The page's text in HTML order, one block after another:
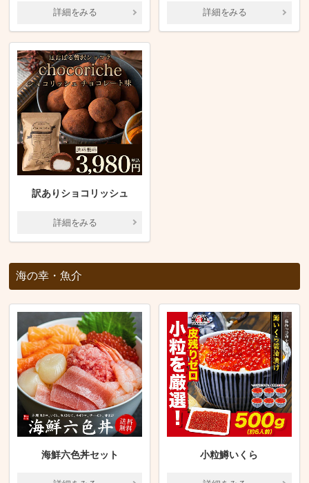
詳細をみる 詳細をみる
訳ありショコリッシュ
詳細をみる
海の幸・魚介
海鮮六色丼セット 小粒鱒いくら